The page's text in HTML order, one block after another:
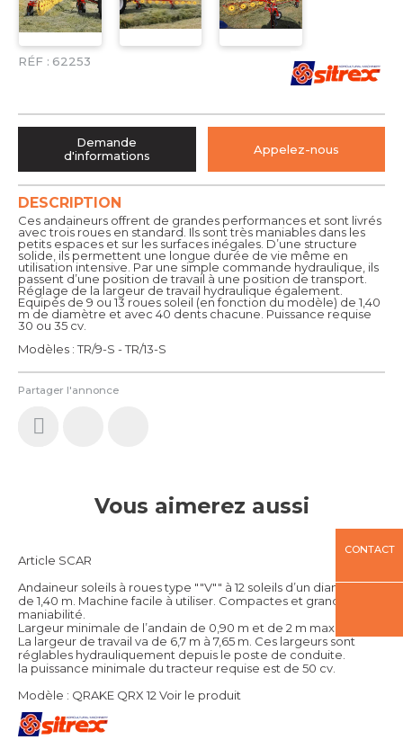
RÉF : 62253
Partager l'annonce
DESCRIPTION
Ces andaineurs offrent de grandes performances et sont livrés
avec trois roues en standard. Ils sont très maniables dans les
petits espaces et sur les surfaces inégales. D’une structure
solide, ils permettent une longue durée de vie même en
utilisation intensive. Par une simple commande hydraulique, ils
passent d’une position de travail à une position de transport.
Réglage de la largeur de travail hydraulique également.
Equipés de 9 ou 13 roues soleil (en fonction du modèle) de 1,40
m de diamètre et avec 40 dents chacune. Puissance requise
30 ou 35 cv.
Modèles : TR/9-S - TR/13-S
Demande
d'informations
Appelez-nous
Vous aimerez aussi
Article SCAR
Andaineur soleils à roues type ""V"" à 12 soleils d’un diamètre
de 1,40 m. Machine facile à utiliser. Compactes et grande
maniabilité.
Largeur minimale de l’andain de 0,90 m et de 2 m maximale.
La largeur de travail va de 6,7 m à 7,65 m. Ces largeurs sont
réglables hydrauliquement depuis le poste de conduite.
la puissance minimale du tracteur requise est de 50 cv.
Modèle : QRAKE QRX 12 Voir le produit
CONTACT